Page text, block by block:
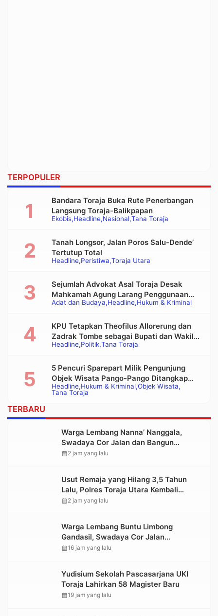
TERPOPULER
Ekobis Headline Nasional Tana Toraja
Bandara Toraja Buka Rute Penerbangan
Langsung Toraja-Balikpapan
Headline Peristiwa Toraja Utara
Tanah Longsor, Jalan Poros Salu-Dende’
Tertutup Total
Adat dan Budaya Headline Hukum & Kriminal
Sejumlah Advokat Asal Toraja Desak
Mahkamah Agung Larang Penggunaan
Alat Berat pada Eksekusi Rumah Adat
Headline Politik Tana Toraja
KPU Tetapkan Theofilus Allorerung dan
Zadrak Tombe sebagai Bupati dan Wakil
Bupati Tana Toraja Terpilih
Headline Hukum & Kriminal Objek Wisata
Tana Toraja
5 Pencuri Sparepart Milik Pengunjung
Objek Wisata Pango-Pango Ditangkap
Polisi
TERBARU
Warga Lembang Nanna’ Nanggala,
Swadaya Cor Jalan dan Bangun
Jembatan
calendar_month2 jam yang lalu
Usut Remaja yang Hilang 3,5 Tahun
Lalu, Polres Toraja Utara Kembali
Datangi TKP
calendar_month2 jam yang lalu
Warga Lembang Buntu Limbong
Gandasil, Swadaya Cor Jalan
Sepanjang 500 Meter
calendar_month16 jam yang lalu
Yudisium Sekolah Pascasarjana UKI
Toraja Lahirkan 58 Magister Baru
calendar_month19 jam yang lalu